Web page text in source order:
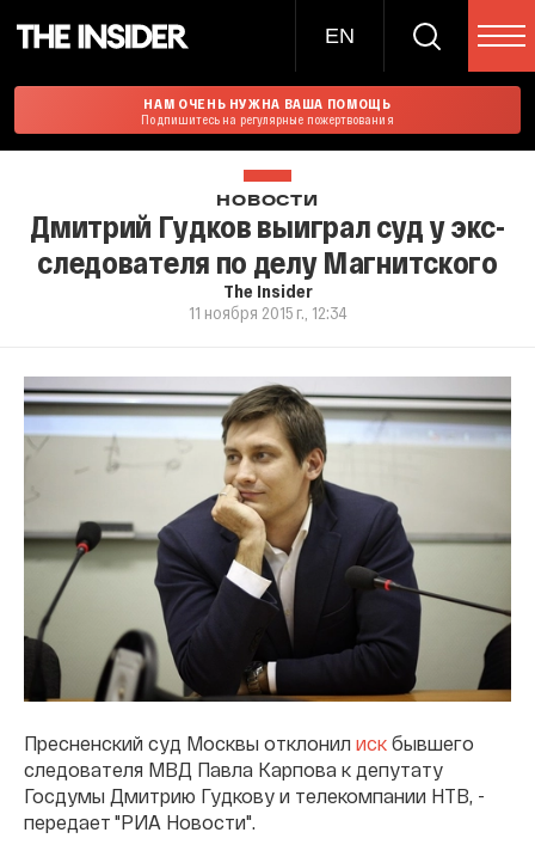
EN
НАМ ОЧЕНЬ НУЖНА ВАША ПОМОЩЬ
Подпишитесь на регулярные пожертвования
НОВОСТИ
Дмитрий Гудков выиграл суд у экс-
следователя по делу Магнитского
The Insider
11 ноября 2015 г., 12:34
Пресненский суд Москвы отклонил иск бывшего
следователя МВД Павла Карпова к депутату
Госдумы Дмитрию Гудкову и телекомпании НТВ, -
передает "РИА Новости".